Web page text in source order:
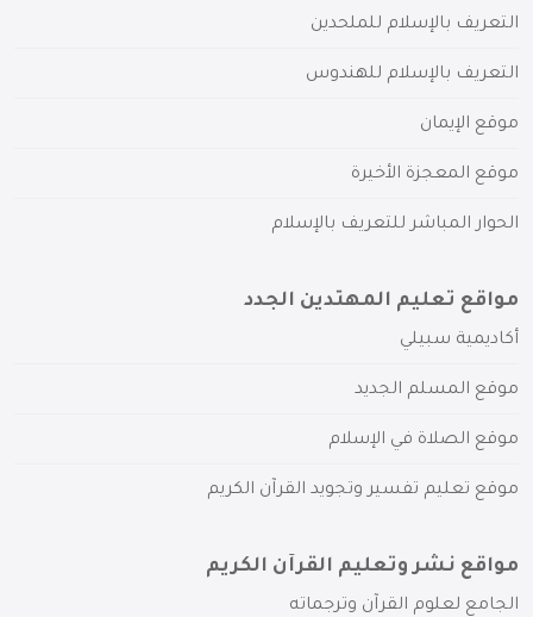
التعريف بالإسلام للملحدين
التعريف بالإسلام للهندوس
موقع الإيمان
موقع المعجزة الأخيرة
الحوار المباشر للتعريف بالإسلام
مواقع تعليم المهتدين الجدد
أكاديمية سبيلي
موقع المسلم الجديد
موقع الصلاة في الإسلام
موقع تعليم تفسير وتجويد القرآن الكريم
مواقع نشر وتعليم القرآن الكريم
الجامع لعلوم القرآن وترجماته